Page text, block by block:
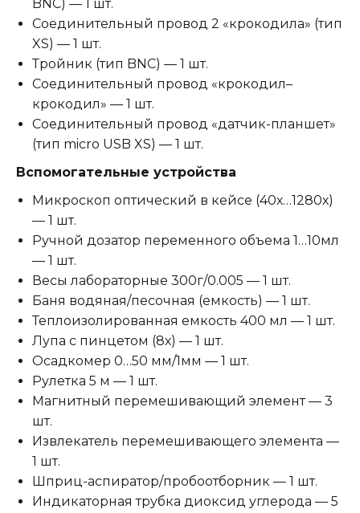
BNC) — 1 шт.
Соединительный провод 2 «крокодила» (тип
XS) — 1 шт.
Тройник (тип BNC) — 1 шт.
Соединительный провод «крокодил–
крокодил» — 1 шт.
Соединительный провод «датчик-планшет»
(тип micro USB XS) — 1 шт.
Вспомогательные устройства
Микроскоп оптический в кейсе (40х…1280х)
— 1 шт.
Ручной дозатор переменного объема 1…10мл
— 1 шт.
Весы лабораторные 300г/0.005 — 1 шт.
Баня водяная/песочная (емкость) — 1 шт.
Теплоизолированная емкость 400 мл — 1 шт.
Лупа с пинцетом (8х) — 1 шт.
Осадкомер 0…50 мм/1мм — 1 шт.
Рулетка 5 м — 1 шт.
Магнитный перемешивающий элемент — 3
шт.
Извлекатель перемешивающего элемента —
1 шт.
Шприц-аспиратор/пробоотборник — 1 шт.
Индикаторная трубка диоксид углерода — 5